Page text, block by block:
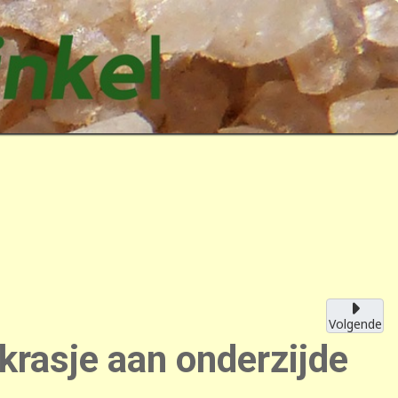
Volgende
aan onderzijde